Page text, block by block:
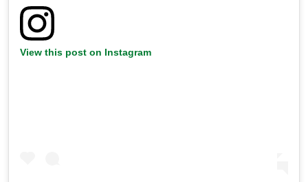
View this post on Instagram